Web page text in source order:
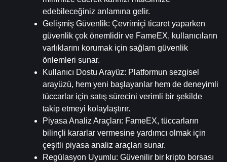
edebileceğiniz anlamına gelir.
Gelişmiş Güvenlik: Çevrimiçi ticaret yaparken
güvenlik çok önemlidir ve FameEX, kullanıcıların
varlıklarını korumak için sağlam güvenlik
önlemleri sunar.
Kullanıcı Dostu Arayüz: Platformun sezgisel
arayüzü, hem yeni başlayanlar hem de deneyimli
tüccarlar için satış sürecini verimli bir şekilde
takip etmeyi kolaylaştırır.
Piyasa Analiz Araçları: FameEX, tüccarların
bilinçli kararlar vermesine yardımcı olmak için
çeşitli piyasa analiz araçları sunar.
Regülasyon Uyumlu: Güvenilir bir kripto borsası